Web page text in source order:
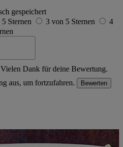
gespeichert
Sternen 3 von 5 Sternen
4
Vielen Dank für deine Bewertung.
aus, um fortzufahren.
Bewerten